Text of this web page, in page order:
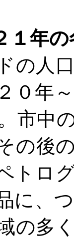
１年
の人
０年
市中
の後
トロ
に、
の多